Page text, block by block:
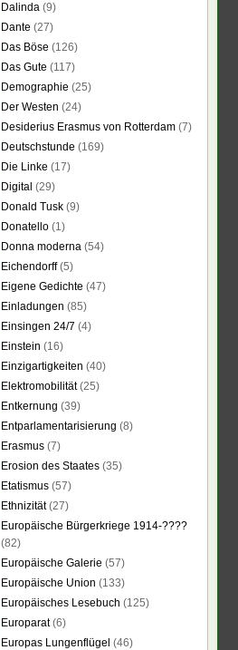
Dalinda (9)
Dante (27)
Das Böse (126)
Das Gute (117)
Demographie (25)
Der Westen (24)
Desiderius Erasmus von Rotterdam (7)
Deutschstunde (169)
Die Linke (17)
Digital (29)
Donald Tusk (9)
Donatello (1)
Donna moderna (54)
Eichendorff(5)
Eigene Gedichte (47)
Einladungen (85)
Einsingen 24/7 (4)
Einstein (16)
Einzigartigkeiten (40)
Elektromobilität(25)
Entkernung (39)
Entparlamentarisierung (8)
Erasmus (7)
Erosion des Staates (35)
Etatismus (57)
Ethnizität(27)
Europäische Bürgerkriege 1914-????
(82)
Europäische Galerie (57)
Europäische Union (133)
Europäisches Lesebuch (125)
Europarat(6)
Europas Lungenflügel (46)